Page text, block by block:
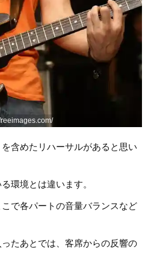
含めたリハーサルがあると思い
環境とは違います。
で各パートの音量バランスなど
たあとでは、客席からの反響の